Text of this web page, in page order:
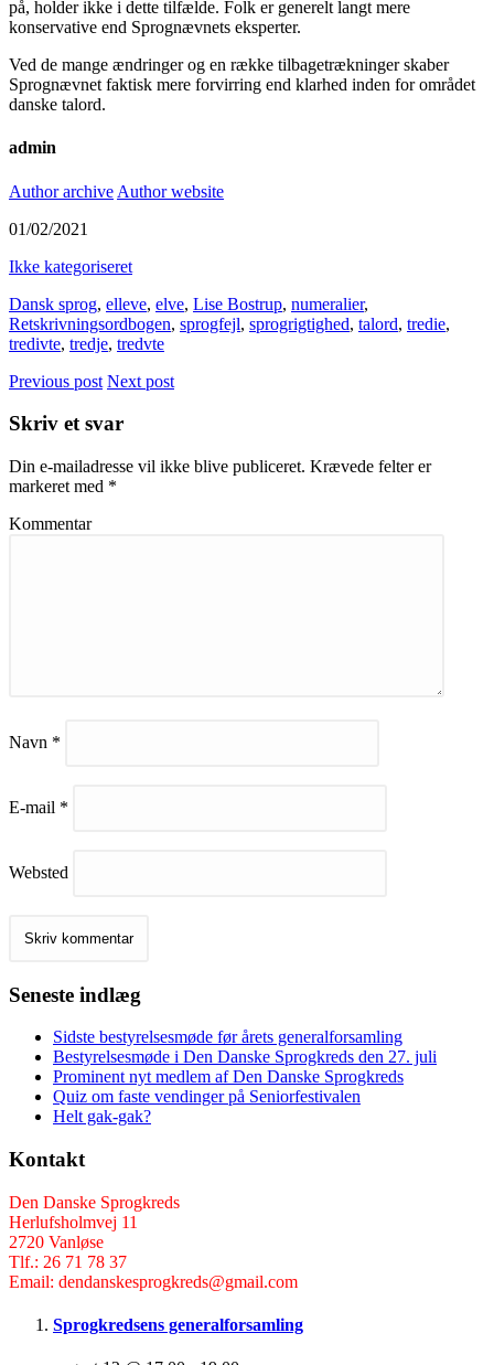
på, holder ikke i dette tilfælde. Folk er generelt langt mere
konservative end Sprognævnets eksperter.
Ved de mange ændringer og en række tilbagetrækninger skaber
Sprognævnet faktisk mere forvirring end klarhed inden for området
danske talord.
admin
Author archive Author website
01/02/2021
Ikke kategoriseret
Dansk sprog, elleve, elve, Lise Bostrup, numeralier,
Retskrivningsordbogen, sprogfejl, sprogrigtighed, talord, tredie,
tredivte, tredje, tredvte
Previous post Next post
Skriv et svar
Din e-mailadresse vil ikke blive publiceret. Krævede felter er
markeret med *
Kommentar
Navn *
E-mail *
Websted
Seneste indlæg
Sidste bestyrelsesmøde før årets generalforsamling
Bestyrelsesmøde i Den Danske Sprogkreds den 27. juli
Prominent nyt medlem af Den Danske Sprogkreds
Quiz om faste vendinger på Seniorfestivalen
Helt gak-gak?
Kontakt
Den Danske Sprogkreds
Herlufsholmvej 11
2720 Vanløse
Tlf.: 26 71 78 37
Email: dendanskesprogkreds@gmail.com
Sprogkredsens generalforsamling